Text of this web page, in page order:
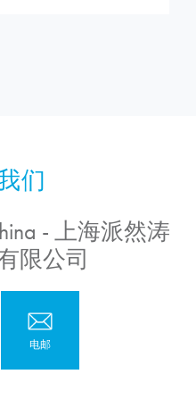
- 上海派然涛
限公司